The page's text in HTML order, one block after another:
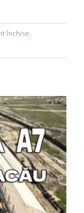
închise
ADIS